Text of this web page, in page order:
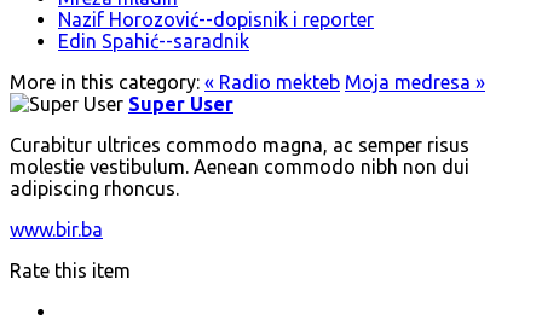
Nazif Horozović--dopisnik i reporter
Edin Spahić--saradnik
More in this category: « Radio mekteb Moja medresa »
Super User
Curabitur ultrices commodo magna, ac semper risus
molestie vestibulum. Aenean commodo nibh non dui
adipiscing rhoncus.
www.bir.ba
Rate this item